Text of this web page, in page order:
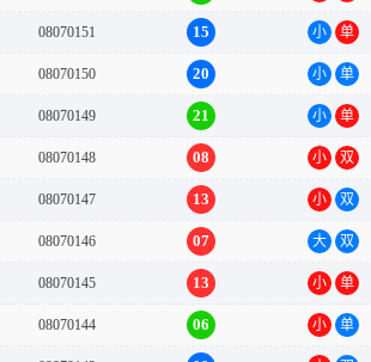
08070151 15 小 单
08070150 20 小 单
08070149 21 小 单
08070148 08 小 双
08070147 13 小 双
08070146 07 大 双
08070145 13 小 单
08070144 06 小 单